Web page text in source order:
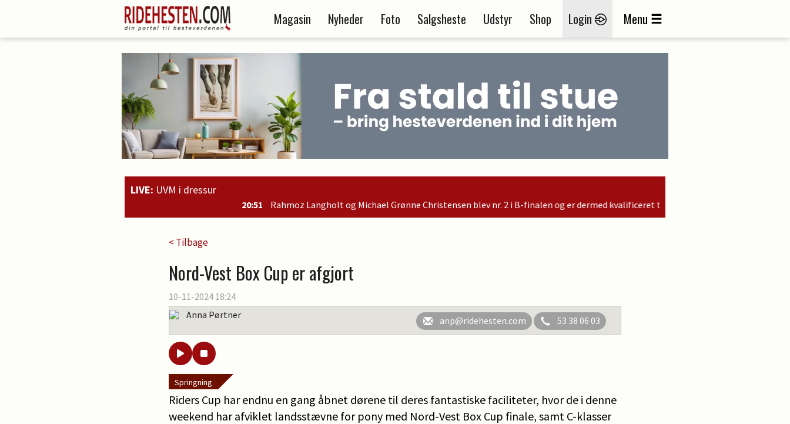
Magasin Nyheder Foto Salgsheste Udstyr Shop Login Menu
LIVE: UVM i dressur
Rahmoz Langholt og Michael Grønne Christensen blev nr. 2 i B-finalen og er dermed kvalificeret til søndagens finale
< Tilbage
Nord-Vest Box Cup er afgjort
10-11-2024 18:24
Anna Pørtner
anp@ridehesten.com 53 38 06 03
Springning
Riders Cup har endnu en gang åbnet dørene til deres fantastiske faciliteter, hvor de i denne
weekend har afviklet landsstævne for pony med Nord-Vest Box Cup finale, samt C-klasser